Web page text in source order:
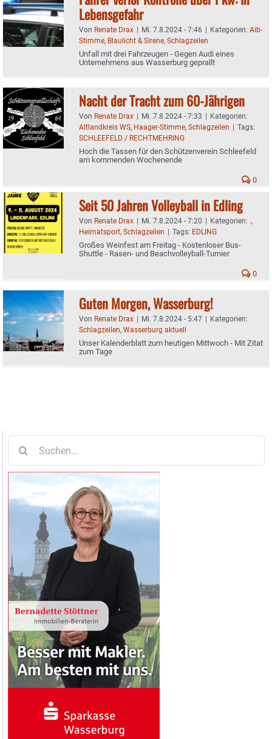
Lebensgefahr
Von Renate Drax | Mi. 7.8.2024 - 7:46 | Kategorien: Aib-
Stimme, Blaulicht & Sirene, Schlagzeilen
Unfall mit drei Fahrzeugen - Gegen Audi eines
Unternehmens aus Wasserburg geprallt
Nacht der Tracht zum 60-Jährigen
Von Renate Drax | Mi. 7.8.2024 - 7:33 | Kategorien:
Altlandkreis WS, Haager-Stimme, Schlagzeilen | Tags:
SCHLEEFELD / RECHTMEHRING
Hoch die Tassen für den Schützenverein Schleefeld
am kommenden Wochenende
0
Seit 50 Jahren Volleyball in Edling
Von Renate Drax | Mi. 7.8.2024 - 7:20 | Kategorien: .,
Heimatsport, Schlagzeilen | Tags: EDLING
Großes Weinfest am Freitag - Kostenloser Bus-
Shuttle - Rasen- und Beachvolleyball-Turnier
0
Guten Morgen, Wasserburg!
Von Renate Drax | Mi. 7.8.2024 - 5:47 | Kategorien:
Schlagzeilen, Wasserburg aktuell
Unser Kalenderblatt zum heutigen Mittwoch - Mit Zitat
zum Tage
nach: